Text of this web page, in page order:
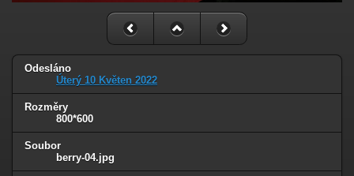
Odesláno
Úterý 10 Květen 2022
Rozměry
800*600
Soubor
berry-04.jpg